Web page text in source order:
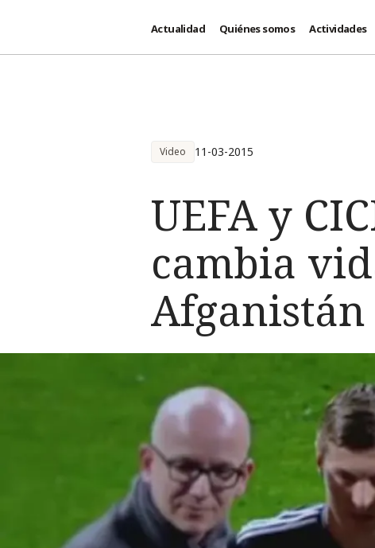
Actualidad Quiénes somos Actividades
Video 11-03-2015
UEFA y
cambia
Afganistán